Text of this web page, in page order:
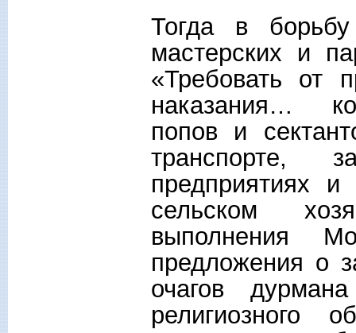
Тогда в борьбу
мастерских и
«Требовать от
наказания…
попов и
транспорте,
предприятиях
сельском
выполнения
предложения о
очагов
религиозного